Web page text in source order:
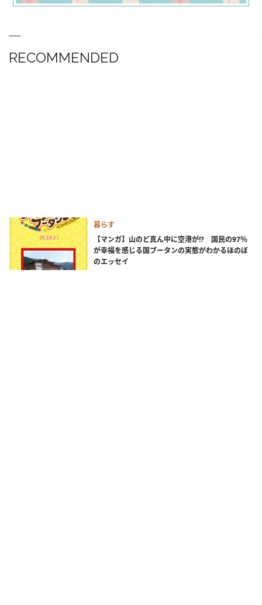
RECOMMENDED
暮らす
【マンガ】山のど真ん中に空港が!? 国民の97％
が幸福を感じる国ブータンの実態がわかるほのぼ
のエッセイ